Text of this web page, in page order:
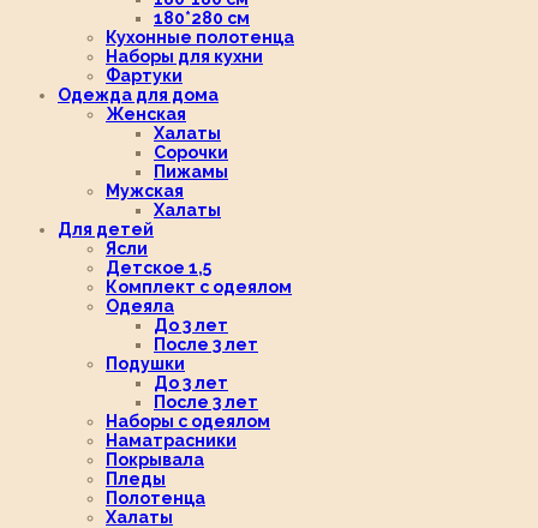
180*280 см
Кухонные полотенца
Наборы для кухни
Фартуки
Одежда для дома
Женская
Халаты
Сорочки
Пижамы
Мужская
Халаты
Для детей
Ясли
Детское 1,5
Комплект с одеялом
Одеяла
До 3 лет
После 3 лет
Подушки
До 3 лет
После 3 лет
Наборы с одеялом
Наматрасники
Покрывала
Пледы
Полотенца
Халаты